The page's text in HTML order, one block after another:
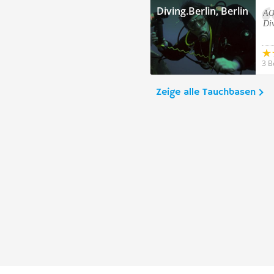
Diving.Berlin, Berlin
3
Zeige alle Tauchbasen